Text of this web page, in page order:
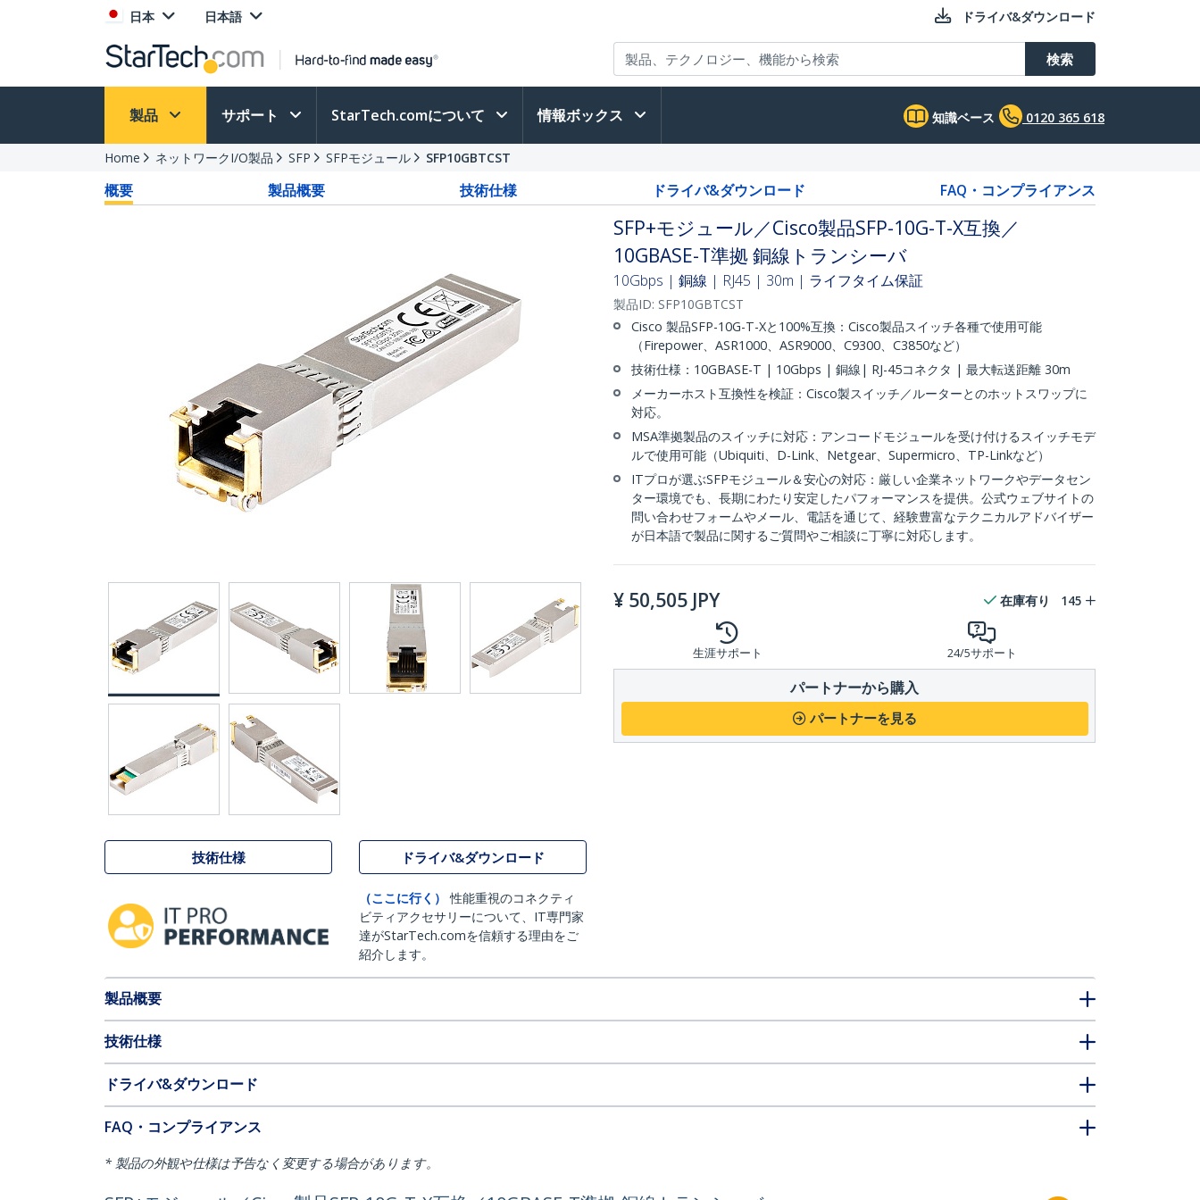
日本 日本語 ドライバ&ダウンロード
検索
製品 サポート StarTech.comについて 情報ボックス 知識ベース 0120 365 618
Home ネットワークI/O製品 SFP SFPモジュール SFP10GBTCST
概要 製品概要 技術仕様 ドライバ&ダウンロード FAQ・コンプライアンス
技術仕様 ドライバ&ダウンロード
（ここに行く）
性能重視のコネクティ
ビティアクセサリーについて、IT専門家
達がStarTech.comを信頼する理由をご
紹介します。
SFP+モジュール／Cisco製品SFP-10G-T-X互換／
10GBASE-T準拠 銅線トランシーバ
10Gbps | 銅線 | RJ45 | 30m | ライフタイム保証
製品ID: SFP10GBTCST
Cisco 製品SFP-10G-T-Xと100%互換：Cisco製品スイッチ各種で使用可能
（Firepower、ASR1000、ASR9000、C9300、C3850など）
技術仕様：10GBASE-T | 10Gbps | 銅線| RJ-45コネクタ | 最大転送距離 30m
メーカーホスト互換性を検証：Cisco製スイッチ／ルーターとのホットスワップに
対応。
MSA準拠製品のスイッチに対応：アンコードモジュールを受け付けるスイッチモデ
ルで使用可能（Ubiquiti、D-Link、Netgear、Supermicro、TP-Linkなど）
ITプロが選ぶSFPモジュール＆安心の対応：厳しい企業ネットワークやデータセン
ター環境でも、長期にわたり安定したパフォーマンスを提供。公式ウェブサイトの
問い合わせフォームやメール、電話を通じて、経験豊富なテクニカルアドバイザー
が日本語で製品に関するご質問やご相談に丁寧に対応します。
¥ 50,505 JPY 在庫有り 145
生涯サポート 24/5サポート
パートナーから購入
パートナーを見る
製品概要
技術仕様
ドライバ&ダウンロード
FAQ・コンプライアンス
* 製品の外観や仕様は予告なく変更する場合があります。